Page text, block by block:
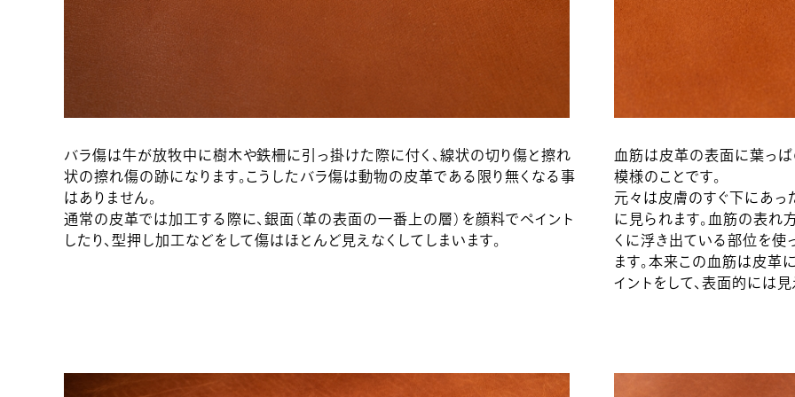
バラ傷は牛が放牧中に樹木や鉄柵に引っ掛けた際に付く、線状の切り傷と擦れ
状の擦れ傷の跡になります。こうしたバラ傷は動物の皮革である限り無くなる事
はありません。
通常の皮革では加工する際に、銀面（革の表面の一番上の層）を顔料でペイント
したり、型押し加工などをして傷はほとんど見えなくしてしまいます。
血筋は皮革の表面に葉っ
模様のことです。
元々は皮膚のすぐ下にあっ
に見られます。血筋の表れ
くに浮き出ている部位を使
ます。本来この血筋は皮革
イントをして、表面的には